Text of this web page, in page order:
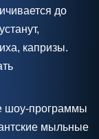
до
капризы.
шоу-программы
мыльные